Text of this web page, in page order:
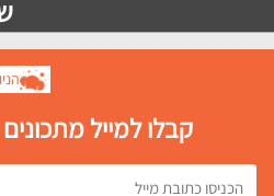
קבלו למייל